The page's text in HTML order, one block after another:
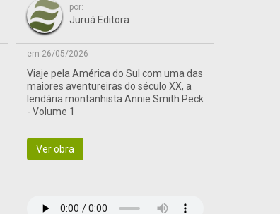
por:
Juruá Editora
em 26/05/2026
Viaje pela América do Sul com uma das
maiores aventureiras do século XX, a
lendária montanhista Annie Smith Peck
- Volume 1
Ver obra